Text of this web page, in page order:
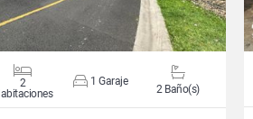
2
1 Garaje
2 Baño(s)